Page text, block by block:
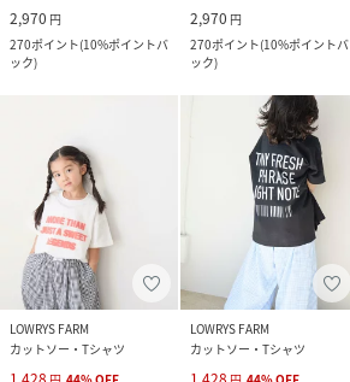
2,970 円
270ポイント(10%ポイントバ
ック)
2,970 円
270ポイント(10%ポイントバ
ック)
LOWRYS FARM
カットソー・Tシャツ
LOWRYS FARM
カットソー・Tシャツ